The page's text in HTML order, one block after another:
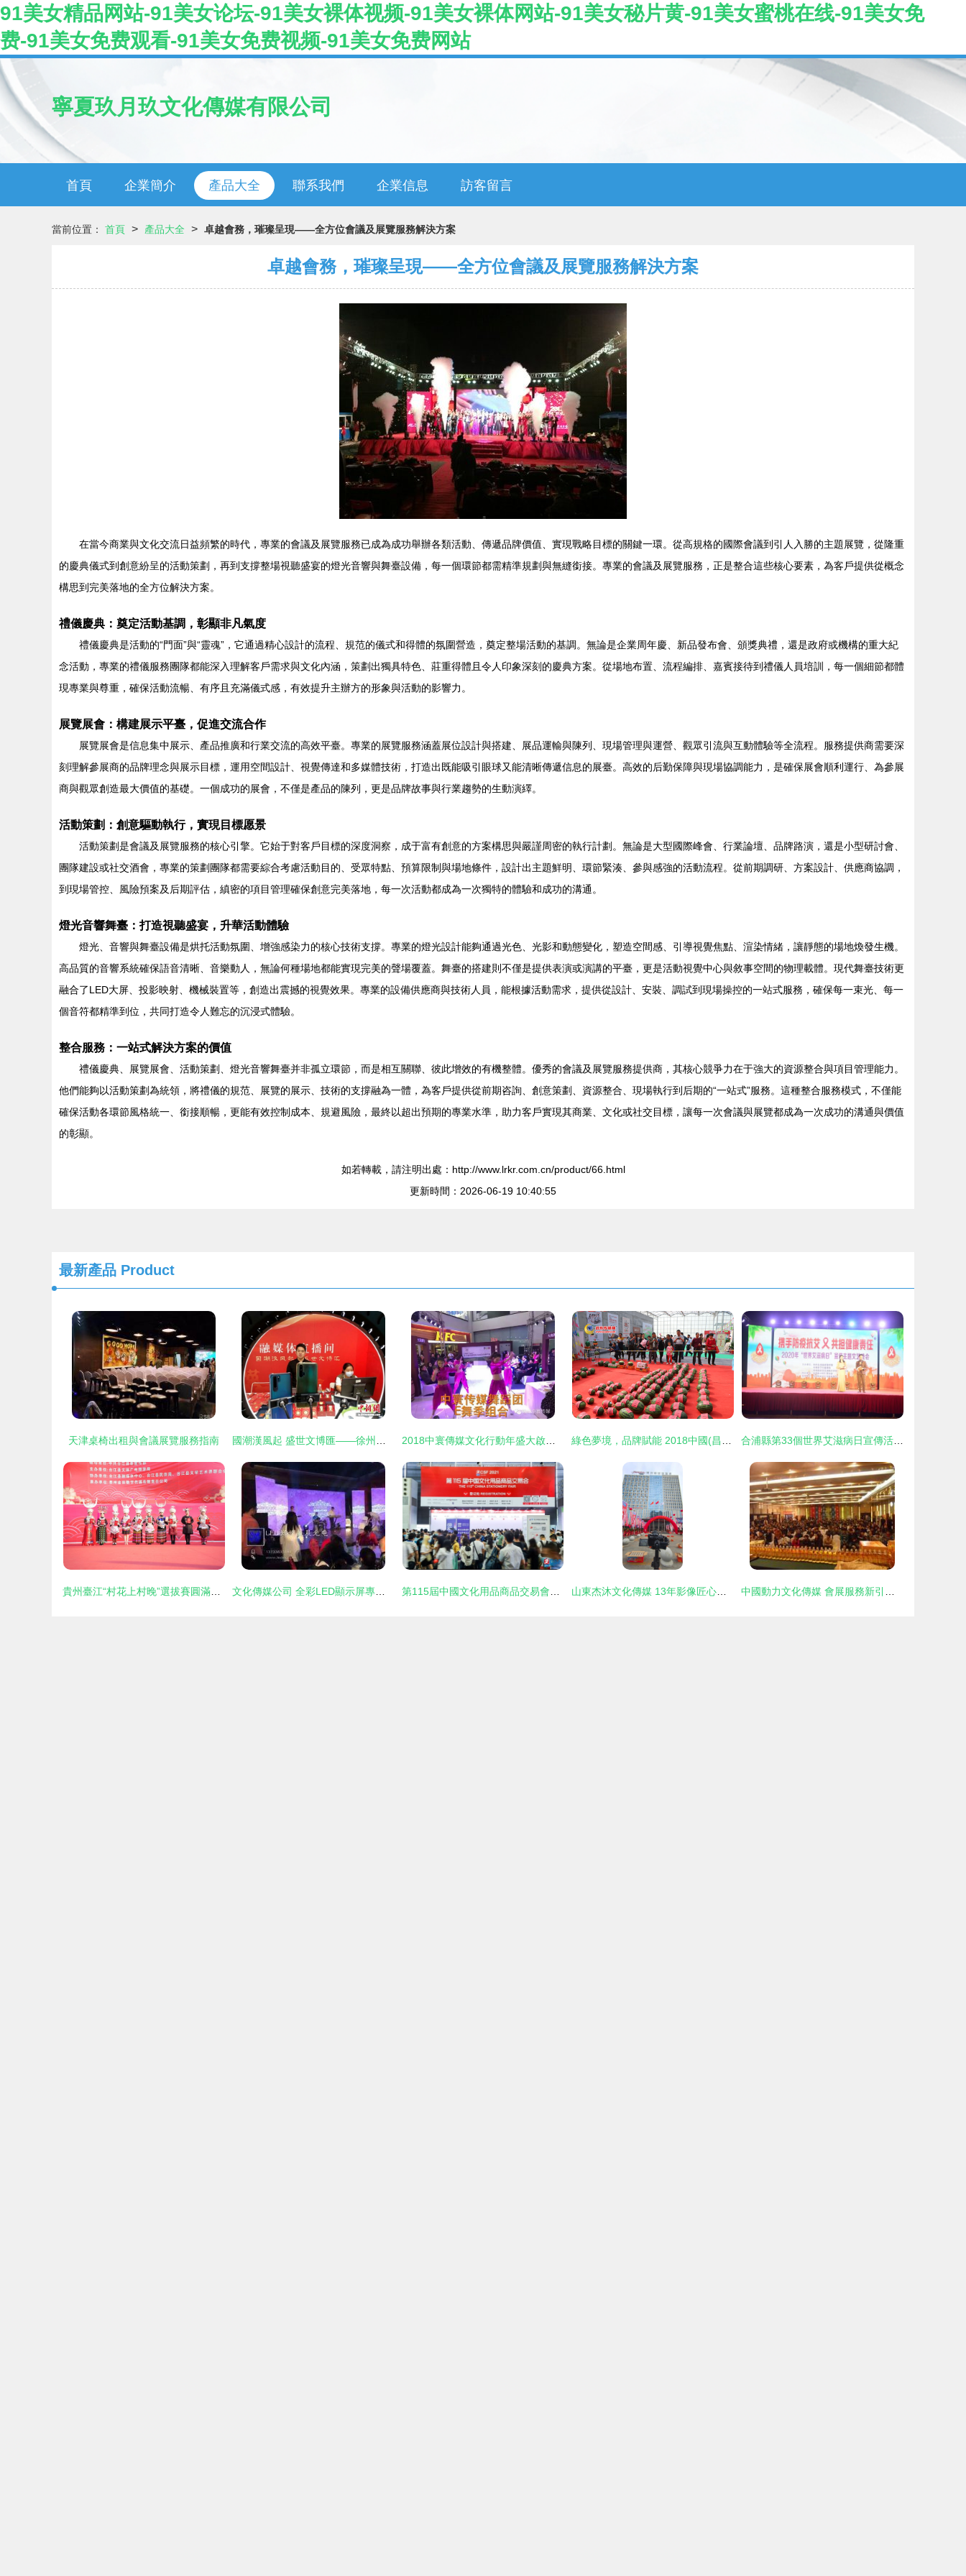
91美女精品网站-91美女论坛-91美女裸体视频-91美女裸体网站-91美女秘片黄-91美女蜜桃在线-91美女免
费-91美女免费观看-91美女免费视频-91美女免费网站
寧夏玖月玖文化傳媒有限公司
首頁 企業簡介 產品大全 聯系我們 企業信息 訪客留言
當前位置： 首頁 > 產品大全 > 卓越會務，璀璨呈現——全方位會議及展覽服務解決方案
卓越會務，璀璨呈現——全方位會議及展覽服務解決方案
在當今商業與文化交流日益頻繁的時代，專業的會議及展覽服務已成為成功舉辦各類活動、傳遞品牌價值、實現戰略目標的關鍵一環。從高規格的國際會議到引人入勝的主題展覽，從隆重
的慶典儀式到創意紛呈的活動策劃，再到支撐整場視聽盛宴的燈光音響與舞臺設備，每一個環節都需精準規劃與無縫銜接。專業的會議及展覽服務，正是整合這些核心要素，為客戶提供從概念
構思到完美落地的全方位解決方案。
禮儀慶典：奠定活動基調，彰顯非凡氣度
禮儀慶典是活動的“門面”與“靈魂”，它通過精心設計的流程、規范的儀式和得體的氛圍營造，奠定整場活動的基調。無論是企業周年慶、新品發布會、頒獎典禮，還是政府或機構的重大紀
念活動，專業的禮儀服務團隊都能深入理解客戶需求與文化內涵，策劃出獨具特色、莊重得體且令人印象深刻的慶典方案。從場地布置、流程編排、嘉賓接待到禮儀人員培訓，每一個細節都體
現專業與尊重，確保活動流暢、有序且充滿儀式感，有效提升主辦方的形象與活動的影響力。
展覽展會：構建展示平臺，促進交流合作
展覽展會是信息集中展示、產品推廣和行業交流的高效平臺。專業的展覽服務涵蓋展位設計與搭建、展品運輸與陳列、現場管理與運營、觀眾引流與互動體驗等全流程。服務提供商需要深
刻理解參展商的品牌理念與展示目標，運用空間設計、視覺傳達和多媒體技術，打造出既能吸引眼球又能清晰傳遞信息的展臺。高效的后勤保障與現場協調能力，是確保展會順利運行、為參展
商與觀眾創造最大價值的基礎。一個成功的展會，不僅是產品的陳列，更是品牌故事與行業趨勢的生動演繹。
活動策劃：創意驅動執行，實現目標愿景
活動策劃是會議及展覽服務的核心引擎。它始于對客戶目標的深度洞察，成于富有創意的方案構思與嚴謹周密的執行計劃。無論是大型國際峰會、行業論壇、品牌路演，還是小型研討會、
團隊建設或社交酒會，專業的策劃團隊都需要綜合考慮活動目的、受眾特點、預算限制與場地條件，設計出主題鮮明、環節緊湊、參與感強的活動流程。從前期調研、方案設計、供應商協調，
到現場管控、風險預案及后期評估，縝密的項目管理確保創意完美落地，每一次活動都成為一次獨特的體驗和成功的溝通。
燈光音響舞臺：打造視聽盛宴，升華活動體驗
燈光、音響與舞臺設備是烘托活動氛圍、增強感染力的核心技術支撐。專業的燈光設計能夠通過光色、光影和動態變化，塑造空間感、引導視覺焦點、渲染情緒，讓靜態的場地煥發生機。
高品質的音響系統確保語音清晰、音樂動人，無論何種場地都能實現完美的聲場覆蓋。舞臺的搭建則不僅是提供表演或演講的平臺，更是活動視覺中心與敘事空間的物理載體。現代舞臺技術更
融合了LED大屏、投影映射、機械裝置等，創造出震撼的視覺效果。專業的設備供應商與技術人員，能根據活動需求，提供從設計、安裝、調試到現場操控的一站式服務，確保每一束光、每一
個音符都精準到位，共同打造令人難忘的沉浸式體驗。
整合服務：一站式解決方案的價值
禮儀慶典、展覽展會、活動策劃、燈光音響舞臺并非孤立環節，而是相互關聯、彼此增效的有機整體。優秀的會議及展覽服務提供商，其核心競爭力在于強大的資源整合與項目管理能力。
他們能夠以活動策劃為統領，將禮儀的規范、展覽的展示、技術的支撐融為一體，為客戶提供從前期咨詢、創意策劃、資源整合、現場執行到后期的“一站式”服務。這種整合服務模式，不僅能
確保活動各環節風格統一、銜接順暢，更能有效控制成本、規避風險，最終以超出預期的專業水準，助力客戶實現其商業、文化或社交目標，讓每一次會議與展覽都成為一次成功的溝通與價值
的彰顯。
如若轉載，請注明出處：http://www.lrkr.com.cn/product/66.html
更新時間：2026-06-19 10:40:55
最新產品 Product
天津桌椅出租與會議展覽服務指南